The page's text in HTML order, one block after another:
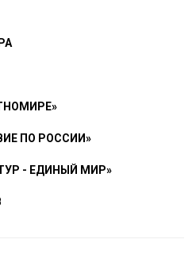
ПО РОССИИ»
- ЕДИНЫЙ МИР»